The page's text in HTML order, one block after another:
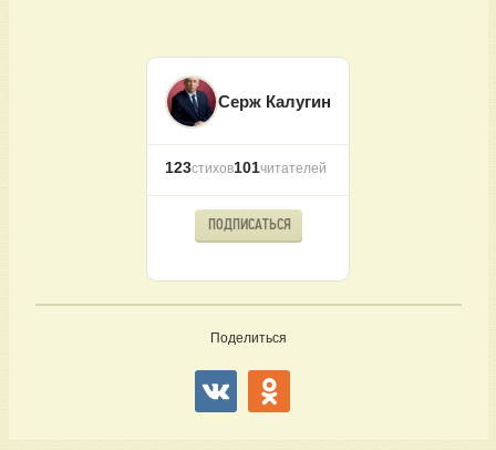
Серж Калугин
123стихов101читателей
ПОДПИСАТЬСЯ
Поделиться